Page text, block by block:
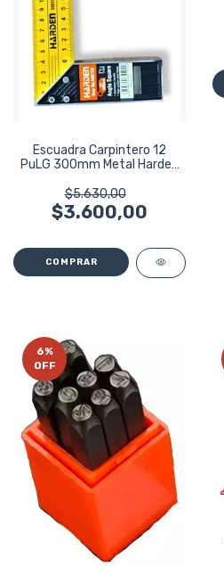
Escuadra Carpintero 12
PuLG 300mm Metal Harden
$5.630,00
$3.600,00
6%
OFF